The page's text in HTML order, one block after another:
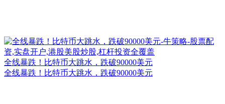
全线暴跌！比特币大跳水，跌破90000美元
全线暴跌！比特币大跳水，跌破90000美元